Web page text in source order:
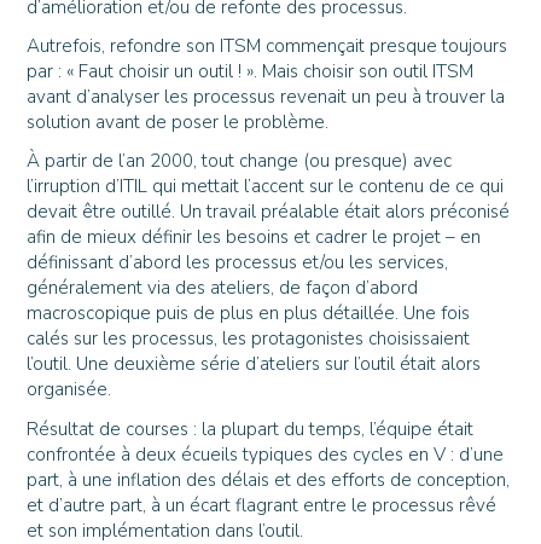
d’amélioration et/ou de refonte des processus.
Autrefois, refondre son ITSM commençait presque toujours
par : « Faut choisir un outil ! ». Mais choisir son outil ITSM
avant d’analyser les processus revenait un peu à trouver la
solution avant de poser le problème.
À partir de l’an 2000, tout change (ou presque) avec
l’irruption d’ITIL qui mettait l’accent sur le contenu de ce qui
devait être outillé. Un travail préalable était alors préconisé
afin de mieux définir les besoins et cadrer le projet – en
définissant d’abord les processus et/ou les services,
généralement via des ateliers, de façon d’abord
macroscopique puis de plus en plus détaillée. Une fois
calés sur les processus, les protagonistes choisissaient
l’outil. Une deuxième série d’ateliers sur l’outil était alors
organisée.
Résultat de courses : la plupart du temps, l’équipe était
confrontée à deux écueils typiques des cycles en V : d’une
part, à une inflation des délais et des efforts de conception,
et d’autre part, à un écart flagrant entre le processus rêvé
et son implémentation dans l’outil.